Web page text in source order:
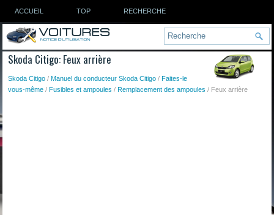
ACCUEIL TOP RECHERCHE
Skoda Citigo: Feux arrière
Skoda Citigo /Manuel du conducteur Skoda Citigo /Faites-le
vous-même /Fusibles et ampoules /Remplacement des ampoules / Feux arrière